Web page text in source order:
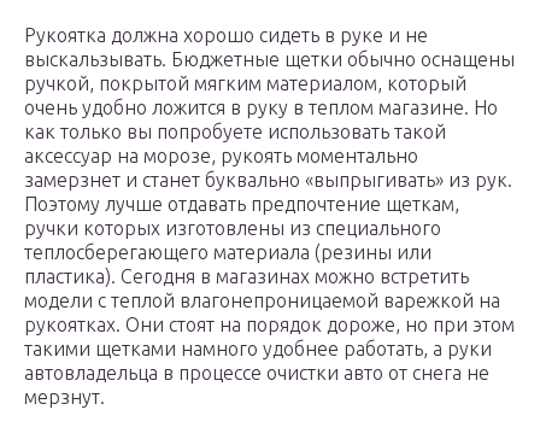
Рукоятка должна хорошо сидеть в руке и не
выскальзывать. Бюджетные щетки обычно оснащены
ручкой, покрытой мягким материалом, который
очень удобно ложится в руку в теплом магазине. Но
как только вы попробуете использовать такой
аксессуар на морозе, рукоять моментально
замерзнет и станет буквально «выпрыгивать» из рук.
Поэтому лучше отдавать предпочтение щеткам,
ручки которых изготовлены из специального
теплосберегающего материала (резины или
пластика). Сегодня в магазинах можно встретить
модели с теплой влагонепроницаемой варежкой на
рукоятках. Они стоят на порядок дороже, но при этом
такими щетками намного удобнее работать, а руки
автовладельца в процессе очистки авто от снега не
мерзнут.